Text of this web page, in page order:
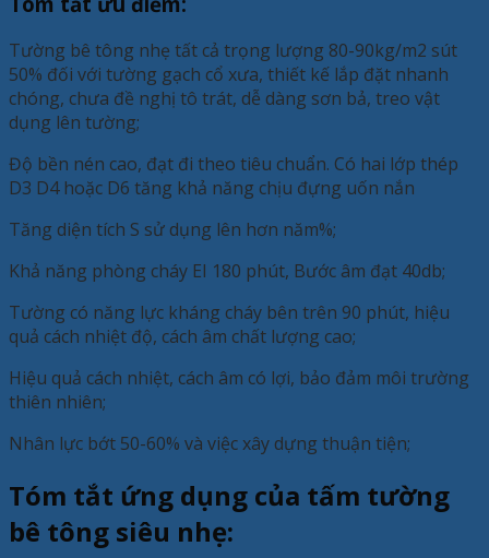
Tường bê tông nhẹ tất cả trọng lượng 80-90kg/m2 sút
50% đối với tường gạch cổ xưa, thiết kế lắp đặt nhanh
chóng, chưa đề nghị tô trát, dễ dàng sơn bả, treo vật
dụng lên tường;
Độ bền nén cao, đạt đi theo tiêu chuẩn. Có hai lớp thép
D3 D4 hoặc D6 tăng khả năng chịu đựng uốn nắn
Tăng diện tích S sử dụng lên hơn năm%;
Khả năng phòng cháy EI 180 phút, Bước âm đạt 40db;
Tường có năng lực kháng cháy bên trên 90 phút, hiệu
quả cách nhiệt độ, cách âm chất lượng cao;
Hiệu quả cách nhiệt, cách âm có lợi, bảo đảm môi trường
thiên nhiên;
Nhân lực bớt 50-60% và việc xây dựng thuận tiện;
Tóm tắt ứng dụng của tấm tường
bê tông siêu nhẹ: